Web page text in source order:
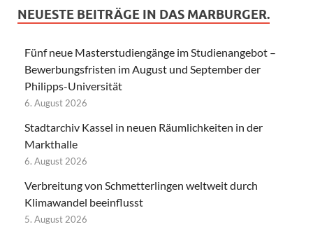
NEUESTE BEITRÄGE IN DAS MARBURGER.
Fünf neue Masterstudiengänge im Studienangebot –
Bewerbungsfristen im August und September der
Philipps-Universität
6. August 2026
Stadtarchiv Kassel in neuen Räumlichkeiten in der
Markthalle
6. August 2026
Verbreitung von Schmetterlingen weltweit durch
Klimawandel beeinflusst
5. August 2026